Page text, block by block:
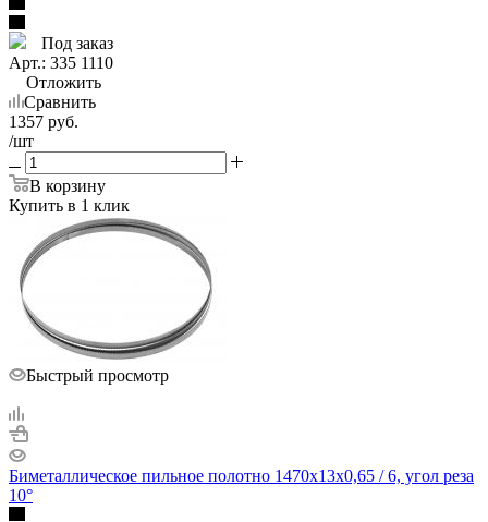
Под заказ
Арт.: 335 1110
Отложить
Сравнить
1357 руб.
/шт
В корзину
Купить в 1 клик
Быстрый просмотр
Биметаллическое пильное полотно 1470х13х0,65 / 6, угол реза
10°